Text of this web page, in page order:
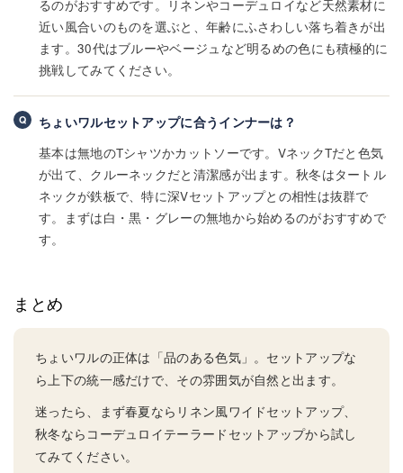
るのがおすすめです。リネンやコーデュロイなど天然素材に
近い風合いのものを選ぶと、年齢にふさわしい落ち着きが出
ます。30代はブルーやベージュなど明るめの色にも積極的に
挑戦してみてください。
ちょいワルセットアップに合うインナーは？
基本は無地のTシャツかカットソーです。VネックTだと色気
が出て、クルーネックだと清潔感が出ます。秋冬はタートル
ネックが鉄板で、特に深Vセットアップとの相性は抜群で
す。まずは白・黒・グレーの無地から始めるのがおすすめで
す。
まとめ
ちょいワルの正体は「品のある色気」。セットアップな
ら上下の統一感だけで、その雰囲気が自然と出ます。
迷ったら、まず春夏ならリネン風ワイドセットアップ、
秋冬ならコーデュロイテーラードセットアップから試し
てみてください。